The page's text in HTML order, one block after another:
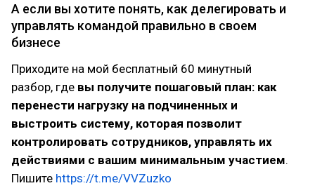
А если вы хотите понять, как делегировать и
управлять командой правильно в своем
бизнесе
Приходите на мой бесплатный 60 минутный
разбор, где вы получите пошаговый план: как
перенести нагрузку на подчиненных и
выстроить систему, которая позволит
контролировать сотрудников, управлять их
действиями с вашим минимальным участием.
Пишите https://t.me/VVZuzko